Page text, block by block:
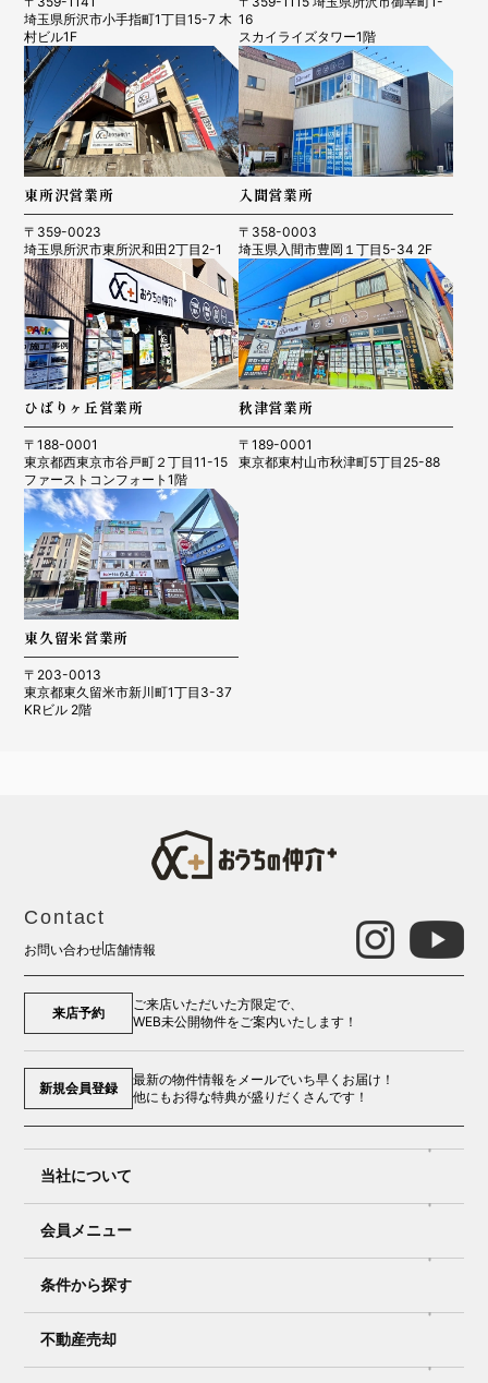
埼玉県所沢市小手指町1丁目15-7 木
村ビル1F
16
スカイライズタワー1階
東所沢営業所
〒359-0023
埼玉県所沢市東所沢和田2丁目2-1
入間営業所
〒358-0003
埼玉県入間市豊岡１丁目5-34 2F
ひばりヶ丘営業所
〒188-0001
東京都西東京市谷戸町２丁目11-15
ファーストコンフォート1階
秋津営業所
〒189-0001
東京都東村山市秋津町5丁目25-88
東久留米営業所
〒203-0013
東京都東久留米市新川町1丁目3-37
KRビル 2階
Contact
お問い合わせ 店舗情報
来店予約
ご来店いただいた方限定で、
WEB未公開物件をご案内いたします！
新規会員登録
最新の物件情報をメールでいち早くお届け！
他にもお得な特典が盛りだくさんです！
当社について
会員メニュー
条件から探す
不動産売却